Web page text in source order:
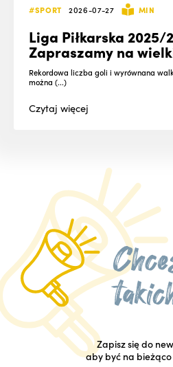
#SPORT 2026-07-27 MIN
Liga Piłkarska 2025/
Zapraszamy na
Rekordowa liczba goli i wyrównana
można (...)
Czytajwięcej
Zapisz się do
aby być na